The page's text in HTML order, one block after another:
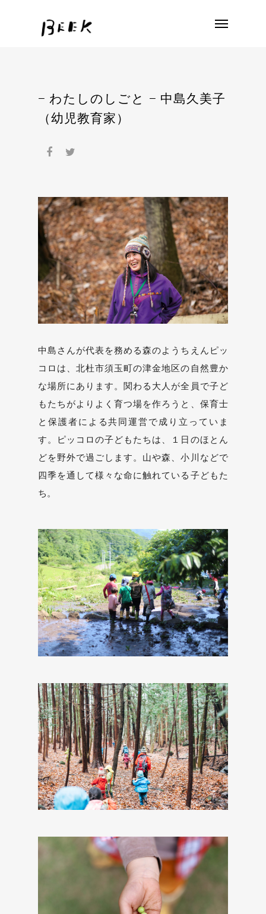
− わたしのしごと − 中島久美子
（幼児教育家）
中島さんが代表を務める森のようちえんピッ
コロは、北杜市須玉町の津金地区の自然豊か
な場所にあります。関わる大人が全員で子ど
もたちがよりよく育つ場を作ろうと、保育士
と保護者による共同運営で成り立っていま
す。ピッコロの子どもたちは、１日のほとん
どを野外で過ごします。山や森、小川などで
四季を通して様々な命に触れている子どもた
ち。